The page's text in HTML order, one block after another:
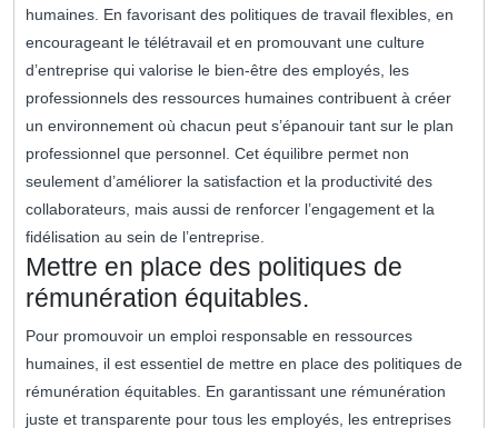
humaines. En favorisant des politiques de travail flexibles, en
encourageant le télétravail et en promouvant une culture
d’entreprise qui valorise le bien-être des employés, les
professionnels des ressources humaines contribuent à créer
un environnement où chacun peut s’épanouir tant sur le plan
professionnel que personnel. Cet équilibre permet non
seulement d’améliorer la satisfaction et la productivité des
collaborateurs, mais aussi de renforcer l’engagement et la
fidélisation au sein de l’entreprise.
Mettre en place des politiques de
rémunération équitables.
Pour promouvoir un emploi responsable en ressources
humaines, il est essentiel de mettre en place des politiques de
rémunération équitables. En garantissant une rémunération
juste et transparente pour tous les employés, les entreprises